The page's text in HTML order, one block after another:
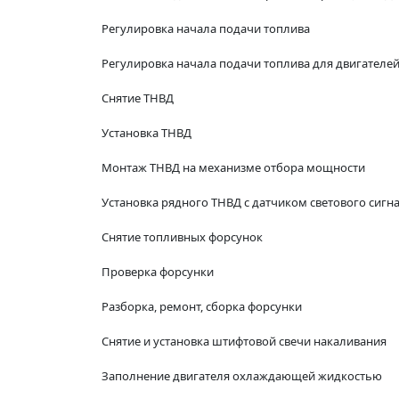
Регулировка начала подачи топлива
Регулировка начала подачи топлива для
Снятие ТНВД
Установка ТНВД
Монтаж ТНВД на механизме отбора мощности
Установка рядного ТНВД с датчиком светового
Снятие топливных форсунок
Проверка форсунки
Разборка, ремонт, сборка форсунки
Снятие и установка штифтовой свечи накаливания
Заполнение двигателя охлаждающей жидкостью